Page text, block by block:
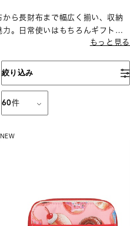
ら長財布まで幅広く揃い、収納
。日常使いはもちろんギフトに
もっと見る
絞り込み
60件
NEW